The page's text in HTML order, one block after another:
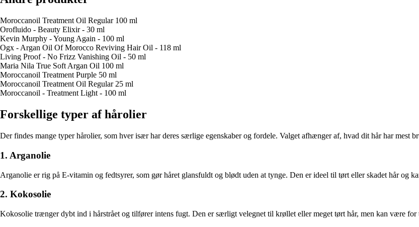
Moroccanoil Treatment Oil Regular 100 ml
Orofluido - Beauty Elixir - 30 ml
Kevin Murphy - Young Again - 100 ml
Ogx - Argan Oil Of Morocco Reviving Hair Oil - 118 ml
Living Proof - No Frizz Vanishing Oil - 50 ml
Maria Nila True Soft Argan Oil 100 ml
Moroccanoil Treatment Purple 50 ml
Moroccanoil Treatment Oil Regular 25 ml
Moroccanoil - Treatment Light - 100 ml
Forskellige typer af hårolier
Der findes mange typer hårolier, som hver især har deres særlige egenskaber og fordele. Valget afhænger af, hvad dit hår har mest
1. Arganolie
Arganolie er rig på E-vitamin og fedtsyrer, som gør håret glansfuldt og blødt uden at tynge. Den er ideel til tørt eller skadet hår og
2. Kokosolie
Kokosolie trænger dybt ind i hårstrået og tilfører intens fugt. Den er særligt velegnet til krøllet eller meget tørt hår, men kan være